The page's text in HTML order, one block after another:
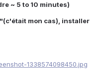
~ 5 to 10 minutes)
mon cas), installer